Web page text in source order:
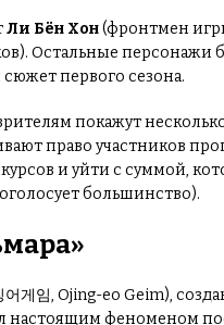
Ли Бён Хон(фронтмен
Остальные персонажи
первого сезона.
покажут
право участников
и уйти с суммой,
большинство).
어게임, Ojing-eo Geim),
настоящим феноменом